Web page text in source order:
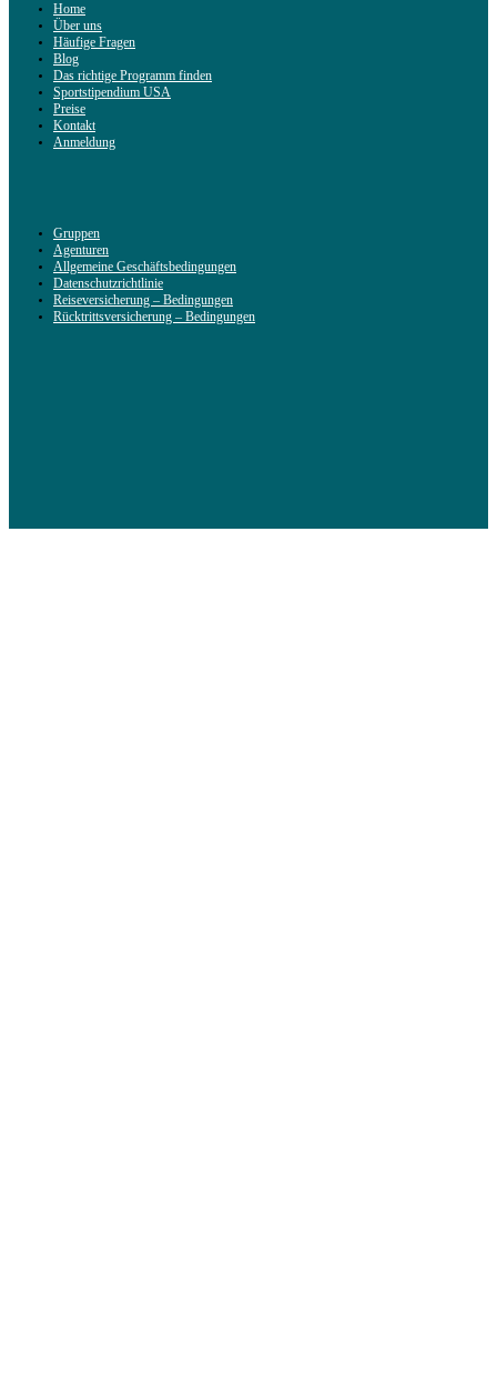
Home
Über uns
Häufige Fragen
Blog
Das richtige Programm finden
Sportstipendium USA
Preise
Kontakt
Anmeldung
Gruppen
Agenturen
Allgemeine Geschäftsbedingungen
Datenschutzrichtlinie
Reiseversicherung – Bedingungen
Rücktrittsversicherung – Bedingungen